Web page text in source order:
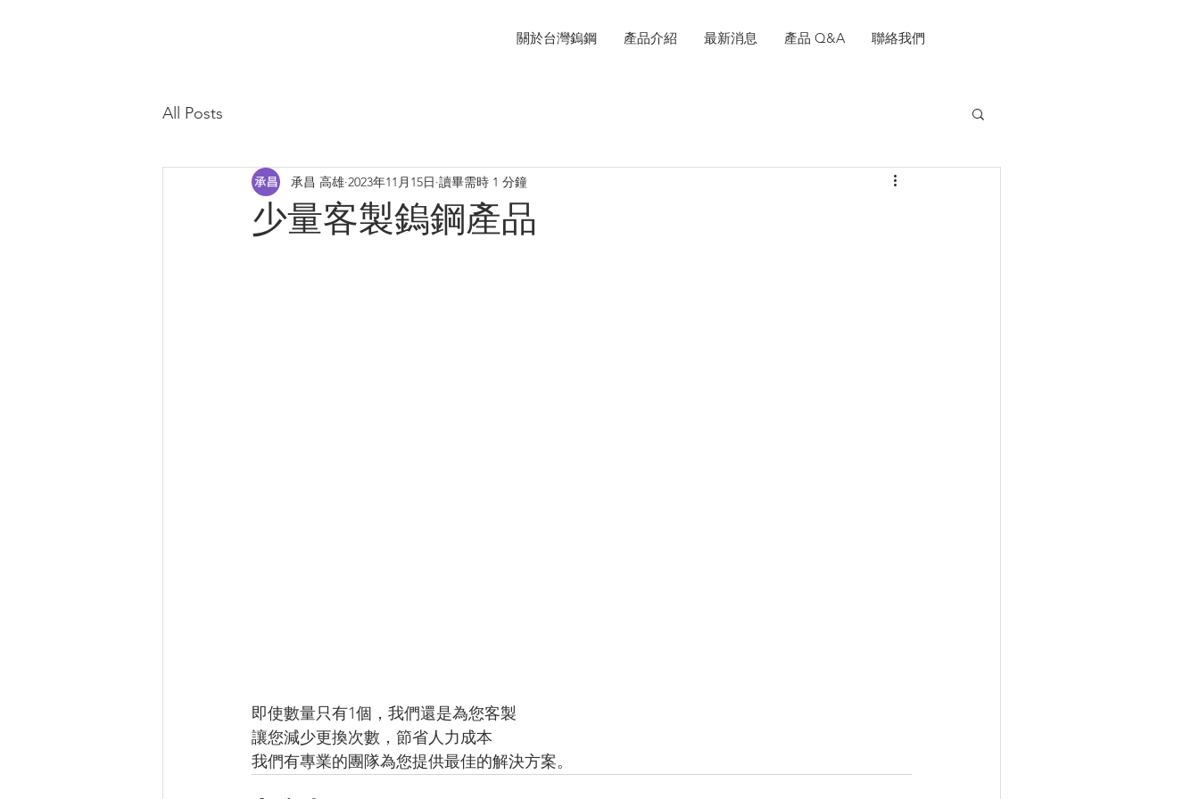
關於台灣鎢鋼 產品介紹 最新消息 產品 Q&A 聯絡我們
All Posts
少量客製鎢鋼產品
承昌 高雄 2023年11月15日 讀畢需時 1 分鐘
即使數量只有1個，我們還是為您客製
讓您減少更換次數，節省人力成本
我們有專業的團隊為您提供最佳的解決方案。